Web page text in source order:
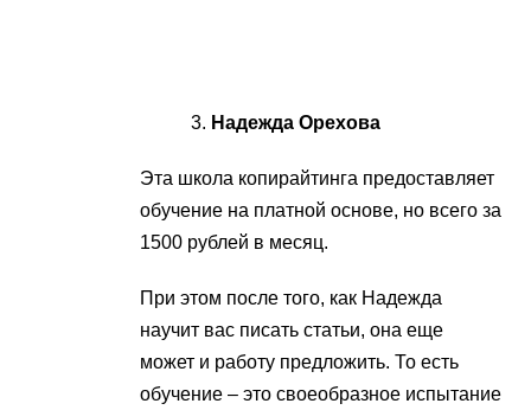
Надежда Орехова
Эта школа копирайтинга предоставляет
обучение на платной основе, но всего за
1500 рублей в месяц.
При этом после того, как Надежда
научит вас писать статьи, она еще
может и работу предложить. То есть
обучение – это своеобразное испытание